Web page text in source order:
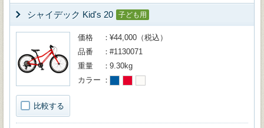
シャイデック Kid's 20 子ども用
比較する
価格
¥44,000（税込）
品番
#1130071
重量
9.30kg
カラー